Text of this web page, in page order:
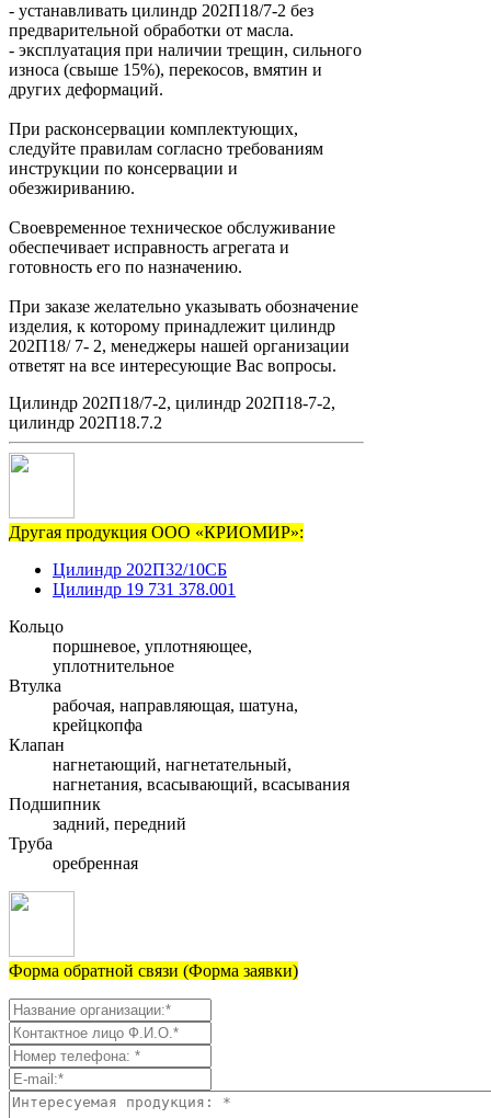
- устанавливать цилиндр 202П18/7-2 без
предварительной обработки от масла.
- эксплуатация при наличии трещин, сильного
износа (свыше 15%), перекосов, вмятин и
других деформаций.
При расконсервации комплектующих,
следуйте правилам согласно требованиям
инструкции по консервации и
обезжириванию.
Своевременное техническое обслуживание
обеспечивает исправность агрегата и
готовность его по назначению.
При заказе желательно указывать обозначение
изделия, к которому принадлежит цилиндр
202П18/ 7- 2, менеджеры нашей организации
ответят на все интересующие Вас вопросы.
Цилиндр 202П18/7-2, цилиндр 202П18-7-2,
цилиндр 202П18.7.2
Другая продукция ООО «КРИОМИР»:
Цилиндр 202П32/10СБ
Цилиндр 19 731 378.001
Кольцо
поршневое, уплотняющее,
уплотнительное
Втулка
рабочая, направляющая, шатуна,
крейцкопфа
Клапан
нагнетающий, нагнетательный,
нагнетания, всасывающий, всасывания
Подшипник
задний, передний
Труба
оребренная
Форма обратной связи (Форма заявки)